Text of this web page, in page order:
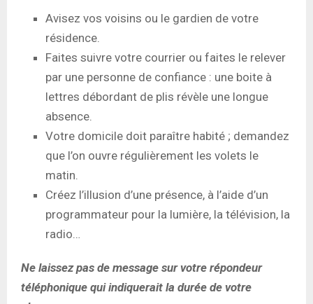
Avisez vos voisins ou le gardien de votre
résidence.
Faites suivre votre courrier ou faites le relever
par une personne de confiance : une boite à
lettres débordant de plis révèle une longue
absence.
Votre domicile doit paraître habité ; demandez
que l’on ouvre régulièrement les volets le
matin.
Créez l’illusion d’une présence, à l’aide d’un
programmateur pour la lumière, la télévision, la
radio…
Ne laissez pas de message sur votre répondeur
téléphonique qui indiquerait la durée de votre